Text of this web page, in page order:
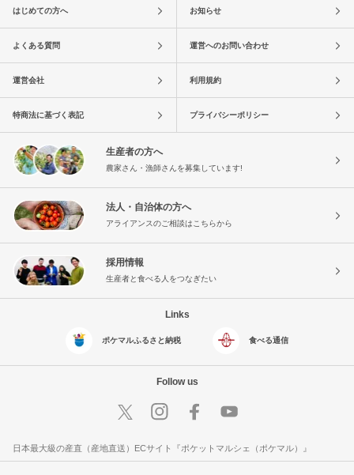
はじめての方へ お知らせ
よくある質問 運営へのお問い合わせ
運営会社 利用規約
特商法に基づく表記 プライバシーポリシー
生産者の方へ
農家さん・漁師さんを募集しています!
法人・自治体の方へ
アライアンスのご相談はこちらから
採用情報
生産者と食べる人をつなぎたい
Links
ポケマルふるさと納税 食べる通信
Follow us
日本最大級の産直（産地直送）ECサイト『ポケットマルシェ（ポケマル）』